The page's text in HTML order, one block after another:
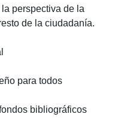
perspectiva de la
de la ciudadanía.
para todos
bibliográficos